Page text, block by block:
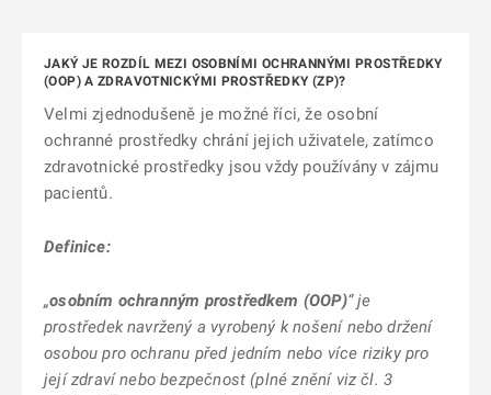
JAKÝ JE ROZDÍL MEZI OSOBNÍMI OCHRANNÝMI PROSTŘEDKY
(OOP) A ZDRAVOTNICKÝMI PROSTŘEDKY (ZP)?
Velmi zjednodušeně je možné říci, že osobní
ochranné prostředky chrání jejich uživatele, zatímco
zdravotnické prostředky jsou vždy používány v zájmu
pacientů.
Definice:
„osobním ochranným prostředkem (OOP)“ je
prostředek navržený a vyrobený k nošení nebo držení
osobou pro ochranu před jedním nebo více riziky pro
její zdraví nebo bezpečnost (plné znění viz čl. 3